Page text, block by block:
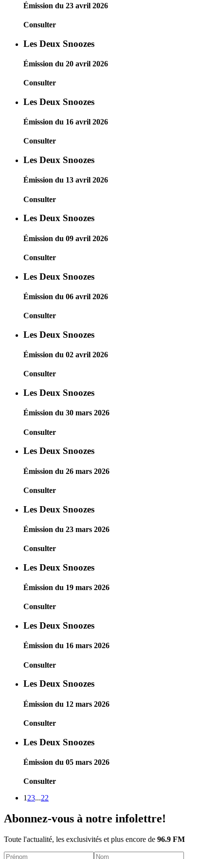
Émission du 23 avril 2026
Consulter
Les Deux Snoozes
Émission du 20 avril 2026
Consulter
Les Deux Snoozes
Émission du 16 avril 2026
Consulter
Les Deux Snoozes
Émission du 13 avril 2026
Consulter
Les Deux Snoozes
Émission du 09 avril 2026
Consulter
Les Deux Snoozes
Émission du 06 avril 2026
Consulter
Les Deux Snoozes
Émission du 02 avril 2026
Consulter
Les Deux Snoozes
Émission du 30 mars 2026
Consulter
Les Deux Snoozes
Émission du 26 mars 2026
Consulter
Les Deux Snoozes
Émission du 23 mars 2026
Consulter
Les Deux Snoozes
Émission du 19 mars 2026
Consulter
Les Deux Snoozes
Émission du 16 mars 2026
Consulter
Les Deux Snoozes
Émission du 12 mars 2026
Consulter
Les Deux Snoozes
Émission du 05 mars 2026
Consulter
1 23...22
Abonnez-vous à notre infolettre!
Toute l'actualité, les exclusivités et plus encore de 96.9 FM